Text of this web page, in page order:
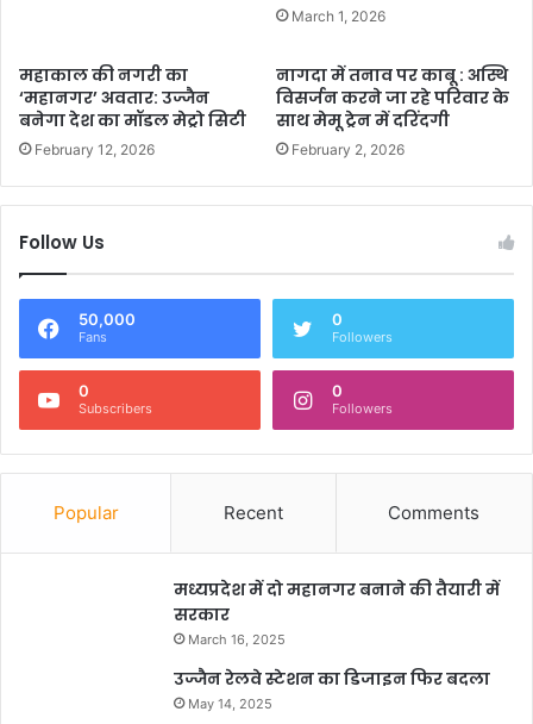
March 1, 2026
महाकाल की नगरी का
‘महानगर’ अवतार: उज्जैन
बनेगा देश का मॉडल मेट्रो सिटी
February 12, 2026
नागदा में तनाव पर काबू : अस्थि
विसर्जन करने जा रहे परिवार के
साथ मेमू ट्रेन में दरिंदगी
February 2, 2026
Follow Us
50,000
Fans
0
Followers
0
Subscribers
0
Followers
Popular Recent Comments
मध्यप्रदेश में दो महानगर बनाने की तैयारी में
सरकार
March 16, 2025
उज्जैन रेलवे स्टेशन का डिजाइन फिर बदला
May 14, 2025